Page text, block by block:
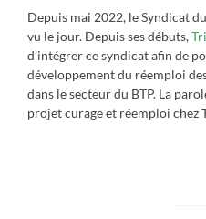
Depuis mai 2022, le Syndicat
vu le jour. Depuis ses débuts,
d’intégrer ce syndicat afin de
développement du réemploi
dans le secteur du BTP. La
projet curage et réemploi chez